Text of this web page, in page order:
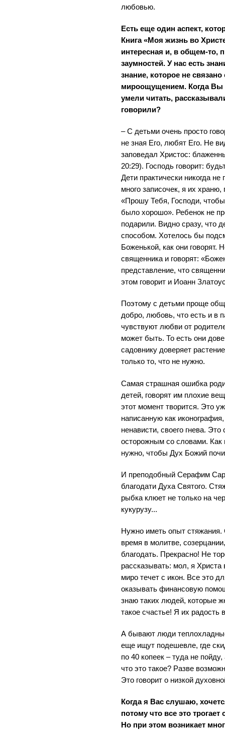
любовью.
Есть еще один аспект,
Книга «Моя жизнь во
интересная и, в общем-то,
заумностей. У нас есть
знание, которое не
мироощущением. Когда Вы
умели читать,
говорили?
– С детьми очень просто
не зная Его, любят Его. Не
заповедал Христос:
20:29). Господь говорит:
Дети практически никогда
много записочек, я их
«Прошу Тебя, Господи,
было хорошо». Ребенок не
подарили. Видно сразу, что
способом. Хотелось бы
Боженькой, как они говорят.
священника и говорят:
представление, что
этом говорит и Иоанн
Поэтому с детьми проще
добро, любовь, что есть и в
чувствуют любви от
может быть. То есть они
садовнику доверяет
только то, что не нужно.
Самая страшная ошибка
детей, говорят им плохие
этот момент творится. Это
написанную как
ненависти, своего гнева.
осторожным со словами. Как
нужно, чтобы Дух Божий
И преподобный Серафим
благодати Духа Святого.
рыбка клюет не только на
кукурузу...
Нужно иметь опыт
время в молитве,
благодать. Прекрасно! Не
рассказывать: мол, я Христа
миро течет с икон. Все это
оказывать финансовую
знаю таких людей, которые
такое счастье! Я их радость
А бывают люди
еще ищут подешевле, где
по 40 копеек – туда не
что это такое? Разве
Это говорит о низкой
Когда я Вас слушаю,
потому что все это
Но при этом возникает